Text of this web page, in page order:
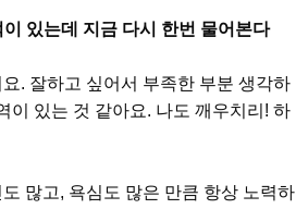
있는데 지금 다시 한번 물어본다
. 잘하고 싶어서 부족한 부분 생각하
이 있는 것 같아요. 나도 깨우치리 ! 하
많고, 욕심도 많은 만큼 항상 노력하